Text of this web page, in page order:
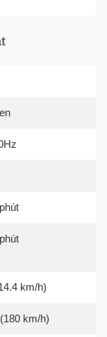
km/h)
km/h)